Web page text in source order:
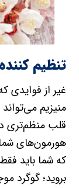
تنظیم
غیر از فوایدی
منیزیم
قلب منظم‌تری
هورمون‌های
که شما باید
بروید؛ گوگرد